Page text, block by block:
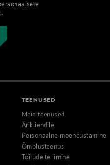
TEENUSED
Meie teenused
Ärikliendile
Personaalne moenõustamine
Õmblusteenus
Toitude tellimine